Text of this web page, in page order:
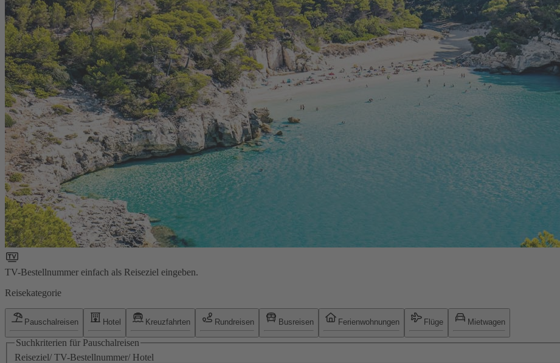
TV-Bestellnummer einfach als Reiseziel eingeben.
Reisekategorie
Pauschalreisen Hotel Kreuzfahrten Rundreisen Busreisen Ferienwohnungen Flüge Mietwagen
Suchkriterien für Pauschalreisen
Reiseziel/ TV-Bestellnummer/ Hotel